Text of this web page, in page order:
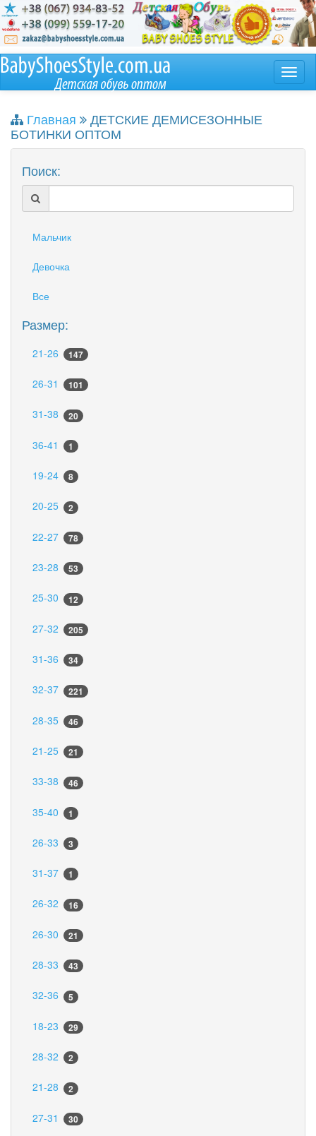
Главная
ДЕТСКИЕ ДЕМИСЕЗОННЫЕ
БОТИНКИ ОПТОМ
Поиск:
Мальчик
Девочка
Все
Размер:
21-26 147
26-31 101
31-38 20
36-41 1
19-24 8
20-25 2
22-27 78
23-28 53
25-30 12
27-32 205
31-36 34
32-37 221
28-35 46
21-25 21
33-38 46
35-40 1
26-33 3
31-37 1
26-32 16
26-30 21
28-33 43
32-36 5
18-23 29
28-32 2
21-28 2
27-31 30